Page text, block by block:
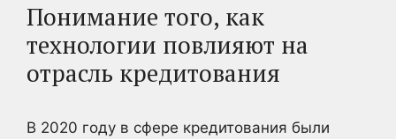
Понимание того, как
технологии повлияют на
отрасль кредитования
В 2020 году в сфере кредитования были